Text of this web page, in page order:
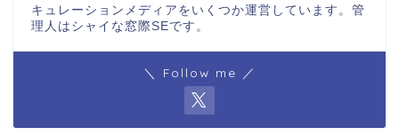
キュレーションメディアをいくつか運営しています。管
理人はシャイな窓際SEです。
＼ Follow me ／